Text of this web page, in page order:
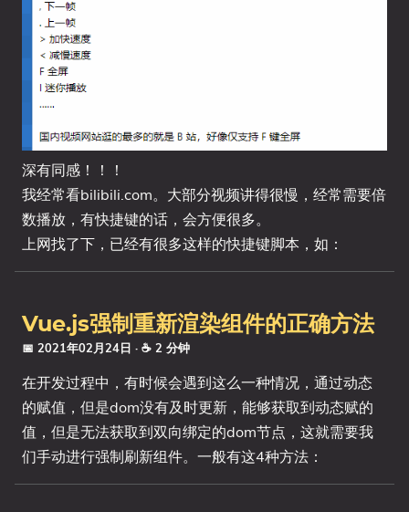
深有同感！！！
我经常看bilibili.com。大部分视频讲得很慢，经常需要倍
数播放，有快捷键的话，会方便很多。
上网找了下，已经有很多这样的快捷键脚本，如：
Vue.js强制重新渲染组件的正确方法
📅 2021年02月24日 · ☕ 2 分钟
在开发过程中，有时候会遇到这么一种情况，通过动态
的赋值，但是dom没有及时更新，能够获取到动态赋的
值，但是无法获取到双向绑定的dom节点，这就需要我
们手动进行强制刷新组件。一般有这4种方法：